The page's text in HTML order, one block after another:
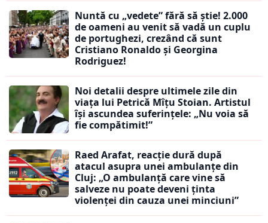
Nuntă cu „vedete” fără să știe! 2.000
de oameni au venit să vadă un cuplu
de portughezi, crezând că sunt
Cristiano Ronaldo și Georgina
Rodriguez!
Noi detalii despre ultimele zile din
viața lui Petrică Mîțu Stoian. Artistul
își ascundea suferințele: „Nu voia să
fie compătimit!”
Raed Arafat, reacție dură după
atacul asupra unei ambulanțe din
Cluj: „O ambulanță care vine să
salveze nu poate deveni ținta
violenței din cauza unei minciuni”